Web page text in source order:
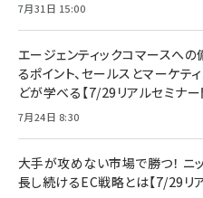
7月31日 15:00
エージェンティックコマースへ
るポイント、セールスとマーケ
どが学べる【7/29リアルセミナー
7月24日 8:30
大手が攻めない市場で勝つ！ ニ
長し続けるEC戦略とは【7/29リ